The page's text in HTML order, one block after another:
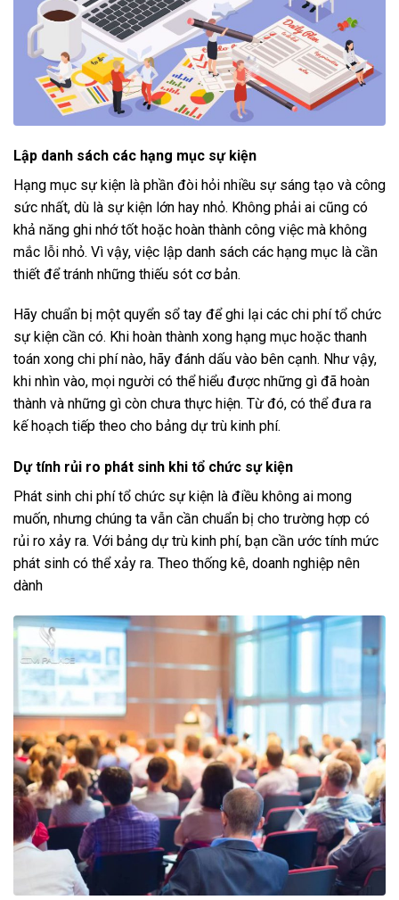
Lập danh sách các hạng mục sự kiện
Hạng mục sự kiện là phần đòi hỏi nhiều sự sáng tạo và công
sức nhất, dù là sự kiện lớn hay nhỏ. Không phải ai cũng có
khả năng ghi nhớ tốt hoặc hoàn thành công việc mà không
mắc lỗi nhỏ. Vì vậy, việc lập danh sách các hạng mục là cần
thiết để tránh những thiếu sót cơ bản.
Hãy chuẩn bị một quyển sổ tay để ghi lại các chi phí tổ chức
sự kiện cần có. Khi hoàn thành xong hạng mục hoặc thanh
toán xong chi phí nào, hãy đánh dấu vào bên cạnh. Như vậy,
khi nhìn vào, mọi người có thể hiểu được những gì đã hoàn
thành và những gì còn chưa thực hiện. Từ đó, có thể đưa ra
kế hoạch tiếp theo cho bảng dự trù kinh phí.
Dự tính rủi ro phát sinh khi tổ chức sự kiện
Phát sinh chi phí tổ chức sự kiện là điều không ai mong
muốn, nhưng chúng ta vẫn cần chuẩn bị cho trường hợp có
rủi ro xảy ra. Với bảng dự trù kinh phí, bạn cần ước tính mức
phát sinh có thể xảy ra. Theo thống kê, doanh nghiệp nên
dành